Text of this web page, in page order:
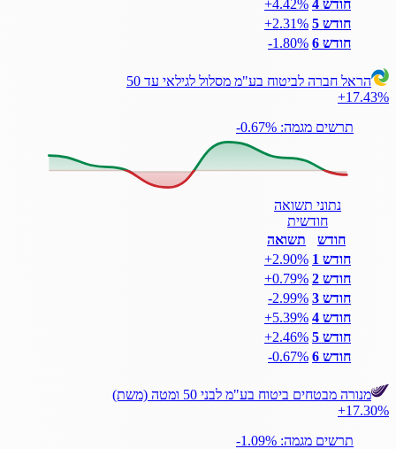
חודש 4
‎+4.42%
חודש 5
‎+2.31%
חודש 6
‎-1.80%
הראל חברה לביטוח בע"מ מסלול לגילאי עד 50
+17.43%
תרשים מגמה: ‎-0.67%
נתוני תשואה
חודשית
חודש
תשואה
חודש 1
‎+2.90%
חודש 2
‎+0.79%
חודש 3
‎-2.99%
חודש 4
‎+5.39%
חודש 5
‎+2.46%
חודש 6
‎-0.67%
מנורה מבטחים ביטוח בע"מ לבני 50 ומטה (משת)
+17.30%
תרשים מגמה: ‎-1.09%